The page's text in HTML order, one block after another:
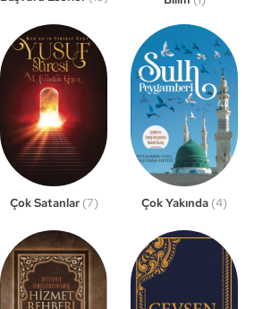
Çok Satanlar (7) Çok Yakında (4)